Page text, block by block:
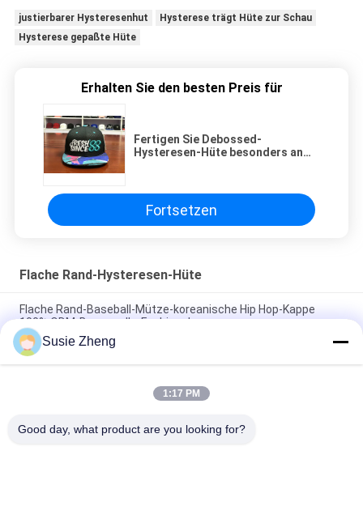
justierbarer Hysteresenhut
Hysterese trägt Hüte zur Schau
Hysterese gepaßte Hüte
Erhalten Sie den besten Preis für
Fertigen Sie Debossed-
Hysteresen-Hüte besonders an
gestickt wird
Fortsetzen
Flache Rand-Hysteresen-Hüte
Flache Rand-Baseball-Mütze-koreanische Hip Hop-Kappe
100% ODM-Baumwolle-Fashional
Baumwolle flacher Bill Gorras 3D stickte Hysteresen-Hüte für
Männer
Customized Design black embroidery national flag special
Susie Zheng
1:17 PM
Good day, what product are you looking for?